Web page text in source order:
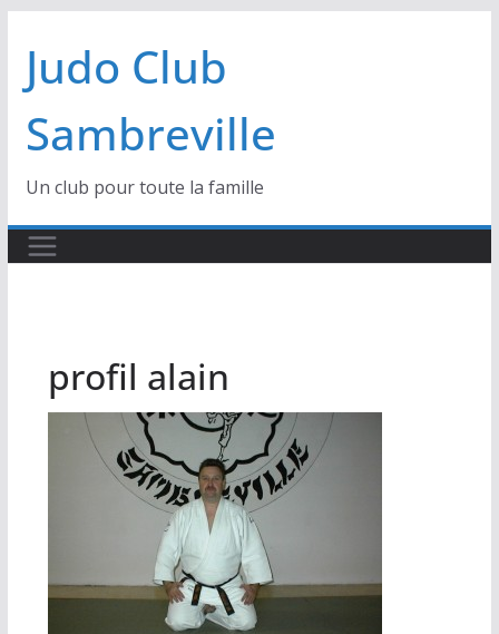
contenu
Judo Club
Sambreville
Un club pour toute la famille
profil alain